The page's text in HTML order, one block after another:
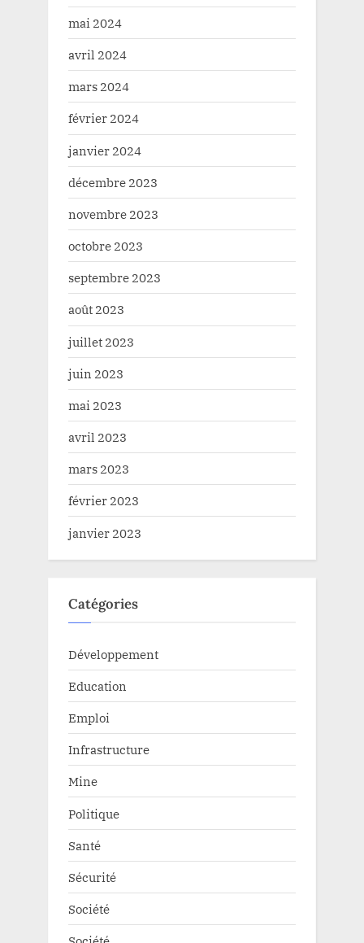
mai 2024
avril 2024
mars 2024
février 2024
janvier 2024
décembre 2023
novembre 2023
octobre 2023
septembre 2023
août 2023
juillet 2023
juin 2023
mai 2023
avril 2023
mars 2023
février 2023
janvier 2023
Catégories
Développement
Education
Emploi
Infrastructure
Mine
Politique
Santé
Sécurité
Société